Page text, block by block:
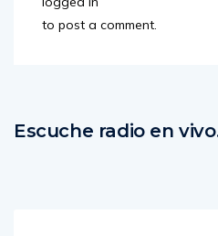
to post a comment.
Escuche radio en